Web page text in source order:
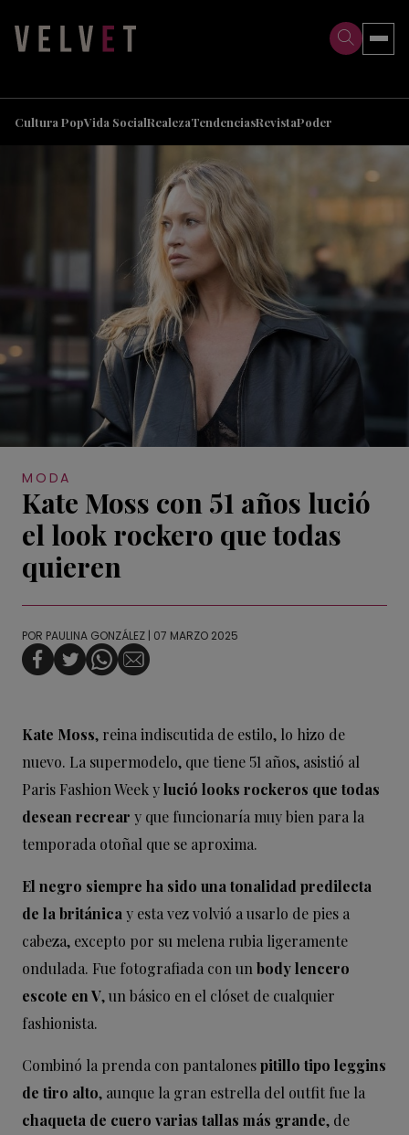
Cultura PopVida SocialRealezaTendenciasRevistaPoder
MODA
Kate Moss con 51 años lució
el look rockero que todas
quieren
POR PAULINA GONZÁLEZ | 07 MARZO 2025
Kate Moss, reina indiscutida de estilo, lo hizo de
nuevo. La supermodelo, que tiene 51 años, asistió al
Paris Fashion Week ylució looks rockeros que todas
desean recrear y que funcionaría muy bien para la
temporada otoñal que se aproxima.
El negro siempre ha sido una tonalidad predilecta
de la británica y esta vez volvió a usarlo de pies a
cabeza, excepto por su melena rubia ligeramente
ondulada. Fue fotografiada con un body lencero
escote en V, un básico en el clóset de cualquier
fashionista.
Combinó la prenda con pantalonespitillo tipo leggins
de tiro alto, aunque la gran estrella del outfit fue la
chaqueta de cuero varias tallas más grande, de